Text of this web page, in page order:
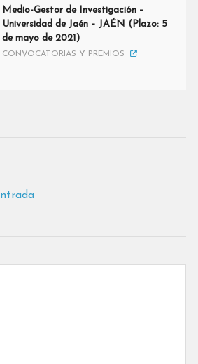
Medio-Gestor de Investigación –
Universidad de Jaén – JAÉN (Plazo: 5
de mayo de 2021)
CONVOCATORIAS Y PREMIOS